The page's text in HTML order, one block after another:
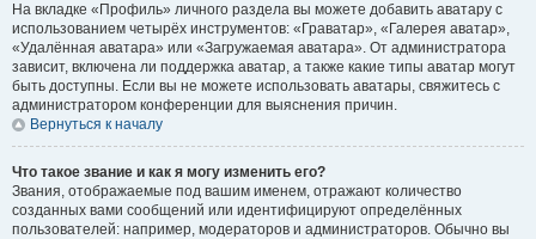
На вкладке «Профиль» личного раздела вы можете добавить аватару с
использованием четырёх инструментов: «Граватар», «Галерея аватар»,
«Удалённая аватара» или «Загружаемая аватара». От администратора
зависит, включена ли поддержка аватар, а также какие типы аватар могут
быть доступны. Если вы не можете использовать аватары, свяжитесь с
администратором конференции для выяснения причин.
Вернуться к началу
Что такое звание и как я могу изменить его?
Звания, отображаемые под вашим именем, отражают количество
созданных вами сообщений или идентифицируют определённых
пользователей: например, модераторов и администраторов. Обычно вы